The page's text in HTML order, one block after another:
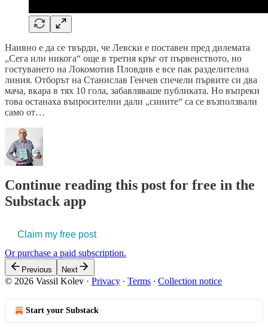
Наивно е да се твърди, че Левски е поставен пред дилемата
„Сега или никога“ още в третия кръг от първенството, но
гостуването на Локомотив Пловдив е все пак разделителна
линия. Отборът на Станислав Генчев спечели първите си два
мача, вкара в тях 10 гола, забавляваше публиката. Но въпреки
това останаха въпросителни дали „сините“ са се възползвали
само от…
Continue reading this post for free in the
Substack app
Claim my free post
Or purchase a paid subscription.
Previous Next
© 2026 Vassil Kolev · Privacy ∙ Terms ∙ Collection notice
Start your Substack